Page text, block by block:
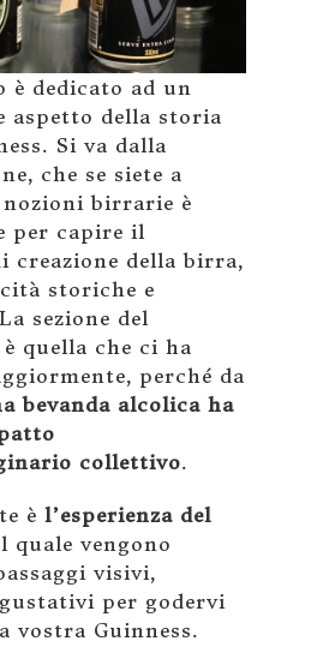
è dedicato ad un
aspetto della storia
Si va dalla
che se siete a
birrarie è
per capire il
creazione della birra,
storiche e
sezione del
quella che ci ha
perché da
bevanda alcolica ha
collettivo.
è l’esperienza del
quale vengono
visivi,
per godervi
vostra Guinness.